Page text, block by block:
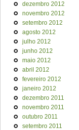
dezembro 2012
novembro 2012
setembro 2012
agosto 2012
julho 2012
junho 2012
maio 2012
abril 2012
fevereiro 2012
janeiro 2012
dezembro 2011
novembro 2011
outubro 2011
setembro 2011